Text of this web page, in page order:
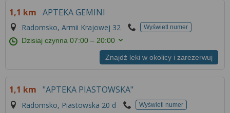
1,1 km APTEKA GEMINI
Radomsko, Armii Krajowej 32 Wyświetl numer
Dzisiaj czynna07:00 – 20:00
Znajdź leki w okolicy i zarezerwuj
1,1 km "APTEKA PIASTOWSKA"
Radomsko, Piastowska 20 d Wyświetl numer